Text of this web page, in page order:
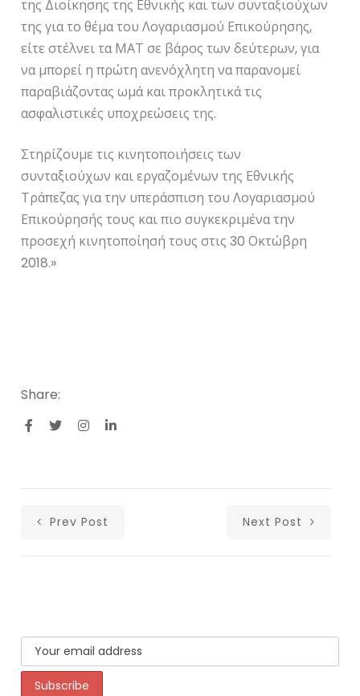
της Διοίκησης της Εθνικής και των συνταξιούχων
της για το θέμα του Λογαριασμού Επικούρησης,
είτε στέλνει τα ΜΑΤ σε βάρος των δεύτερων, για
να μπορεί η πρώτη ανενόχλητη να παρανομεί
παραβιάζοντας ωμά και προκλητικά τις
ασφαλιστικές υποχρεώσεις της.
Στηρίζουμε τις κινητοποιήσεις των
συνταξιούχων και εργαζομένων της Εθνικής
Τράπεζας για την υπεράσπιση του Λογαριασμού
Επικούρησής τους και πιο συγκεκριμένα την
προσεχή κινητοποίησή τους στις 30 Οκτώβρη
2018.»
Share:
Prev Post Next Post